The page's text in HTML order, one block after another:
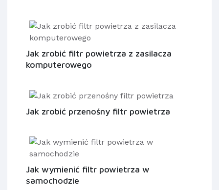
Jak zrobić filtr powietrza z zasilacza
komputerowego
Jak zrobić przenośny filtr powietrza
Jak wymienić filtr powietrza w
samochodzie